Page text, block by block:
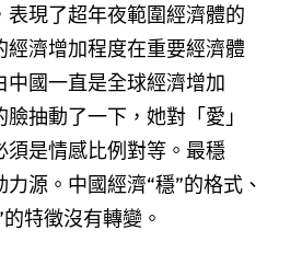
表現了超年夜範圍經濟體的
經濟增加程度在重要經濟體
中國一直是全球經濟增加
臉抽動了一下，她對「愛」
須是情感比例對等。最穩
源。中國經濟“穩”的格式、
特徵沒有轉變。